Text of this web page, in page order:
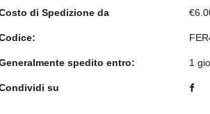
di Spedizione da
spedito entro: 1
su